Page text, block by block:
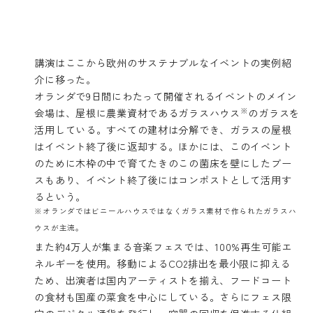
講演はここから欧州のサステナブルなイベントの実例紹
介に移った。
オランダで9日間にわたって開催されるイベントのメイン
会場は、屋根に農業資材であるガラスハウス ※ のガラスを
活用している。すべての建材は分解でき、ガラスの屋根
はイベント終了後に返却する。ほかには、このイベント
のために木枠の中で育てたきのこの菌床を壁にしたブー
スもあり、イベント終了後にはコンポストとして活用す
るという。
※オランダではビニールハウスではなくガラス素材で作られたガラスハ
ウスが主流。
また約4万人が集まる音楽フェスでは、100%再生可能エ
ネルギーを使用。移動によるCO2排出を最小限に抑える
ため、出演者は国内アーティストを揃え、フードコート
の食材も国産の菜食を中心にしている。さらにフェス限